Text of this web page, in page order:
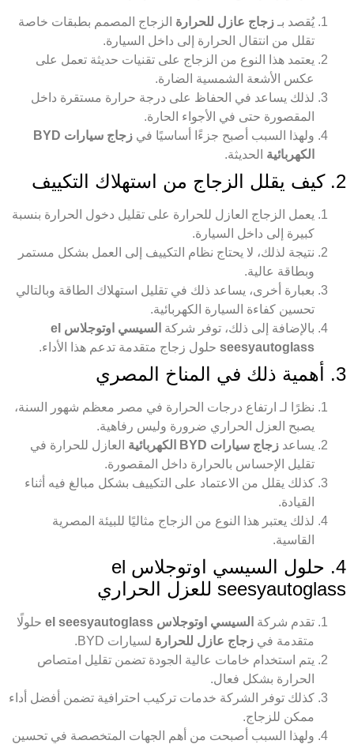
يُقصد بـ زجاج عازل للحرارة الزجاج المصمم بطبقات خاصة
تقلل من انتقال الحرارة إلى داخل السيارة.
يعتمد هذا النوع من الزجاج على تقنيات حديثة تعمل على
عكس الأشعة الشمسية الضارة.
لذلك يساعد في الحفاظ على درجة حرارة مستقرة داخل
المقصورة حتى في الأجواء الحارة.
ولهذا السبب أصبح جزءًا أساسيًا في
زجاج سيارات BYD
الكهربائية الحديثة.
2. كيف يقلل الزجاج من استهلاك التكييف
يعمل الزجاج العازل للحرارة على تقليل دخول الحرارة بنسبة
كبيرة إلى داخل السيارة.
نتيجة لذلك، لا يحتاج نظام التكييف إلى العمل بشكل مستمر
وبطاقة عالية.
بعبارة أخرى، يساعد ذلك في تقليل استهلاك الطاقة وبالتالي
تحسين كفاءة السيارة الكهربائية.
بالإضافة إلى ذلك، توفر شركة
السيسي اوتوجلاس el
seesyautoglass حلول زجاج متقدمة تدعم هذا الأداء.
3. أهمية ذلك في المناخ المصري
نظرًا لـ ارتفاع درجات الحرارة في مصر معظم شهور السنة،
يصبح العزل الحراري ضرورة وليس رفاهية.
يساعد زجاج سيارات BYD الكهربائية
العازل للحرارة في
تقليل الإحساس بالحرارة داخل المقصورة.
كذلك يقلل من الاعتماد على التكييف بشكل مبالغ فيه أثناء
القيادة.
لذلك يعتبر هذا النوع من الزجاج مثاليًا للبيئة المصرية
القاسية.
4. حلول السيسي اوتوجلاس el
seesyautoglass للعزل الحراري
تقدم شركة السيسي اوتوجلاس el seesyautoglass
حلولًا
متقدمة في زجاج عازل للحرارة لسيارات BYD.
يتم استخدام خامات عالية الجودة تضمن تقليل امتصاص
الحرارة بشكل فعال.
كذلك توفر الشركة خدمات تركيب احترافية تضمن أفضل أداء
ممكن للزجاج.
ولهذا السبب أصبحت من أهم الجهات المتخصصة في تحسين